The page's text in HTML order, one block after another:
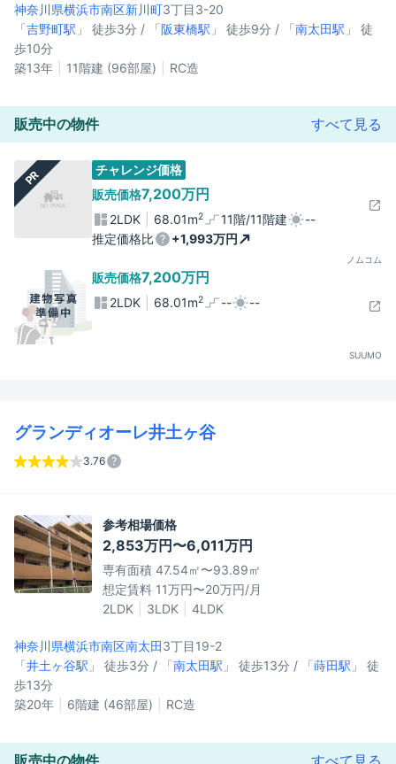
神奈川県横浜市南区新川町3丁目3-20
「吉野町駅 」 徒歩3分 / 「阪東橋駅 」 徒歩9分 / 「南太田駅 」 徒
歩10分
築13年
11階建 (96部屋) RC造
販売中の物件 すべて見る
PR
チャレンジ価格
販売価格7,200万円
2LDK 68.01m2 11階/11階建
--
推定価格比
+1,993万円
ノムコム
販売価格7,200万円
2LDK 68.01m2 -- --
SUUMO
グランディオーレ井土ヶ谷
3.76
参考相場価格
2,853万円〜6,011万円
専有面積 47.54㎡〜93.89㎡
想定賃料 11万円〜20万円/月
2LDK
3LDK 4LDK
神奈川県横浜市南区南太田3丁目19-2
「井土ヶ谷駅 」 徒歩3分 / 「南太田駅 」 徒歩13分 / 「蒔田駅 」 徒
歩13分
築20年
6階建 (46部屋) RC造
販売中の物件 すべて見る